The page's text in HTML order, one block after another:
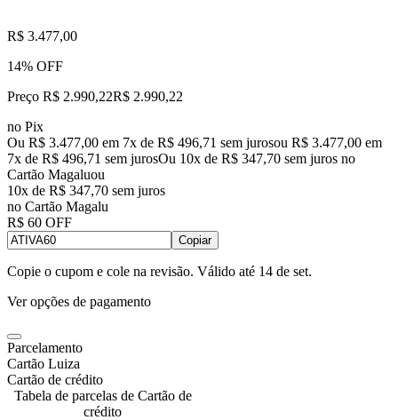
R$ 3.477,00
14% OFF
Preço R$ 2.990,22R$ 2.990,22
no Pix
Ou R$ 3.477,00 em 7x de R$ 496,71 sem jurosou R$ 3.477,00 em
7x de R$ 496,71 sem jurosOu 10x de R$ 347,70 sem juros no
Cartão Magaluou
10x de R$ 347,70 sem juros
no Cartão Magalu
R$ 60 OFF
Copiar
Copie o cupom e cole na revisão. Válido até 14 de set.
Ver opções de pagamento
Parcelamento
Cartão Luiza
Cartão de crédito
Tabela de parcelas de Cartão de
crédito